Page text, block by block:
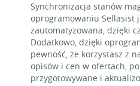
Synchronizacja stanów
oprogramowaniu Sellasist
zautomatyzowana, dzięki
Dodatkowo, dzięki
pewność, że korzystasz z
opisów i cen w ofertach,
przygotowywane i